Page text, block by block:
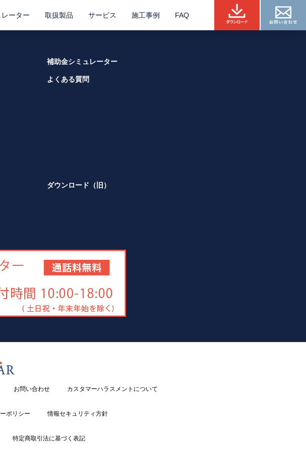
ーター 取扱製品 サービス 施工事例 FAQ
補助金シミュレーター
よくある質問
ダウンロード（旧）
お問い合わせ カスタマーハラスメントについて
ポリシー 情報セキュリティ方針
特定商取引法に基づく表記